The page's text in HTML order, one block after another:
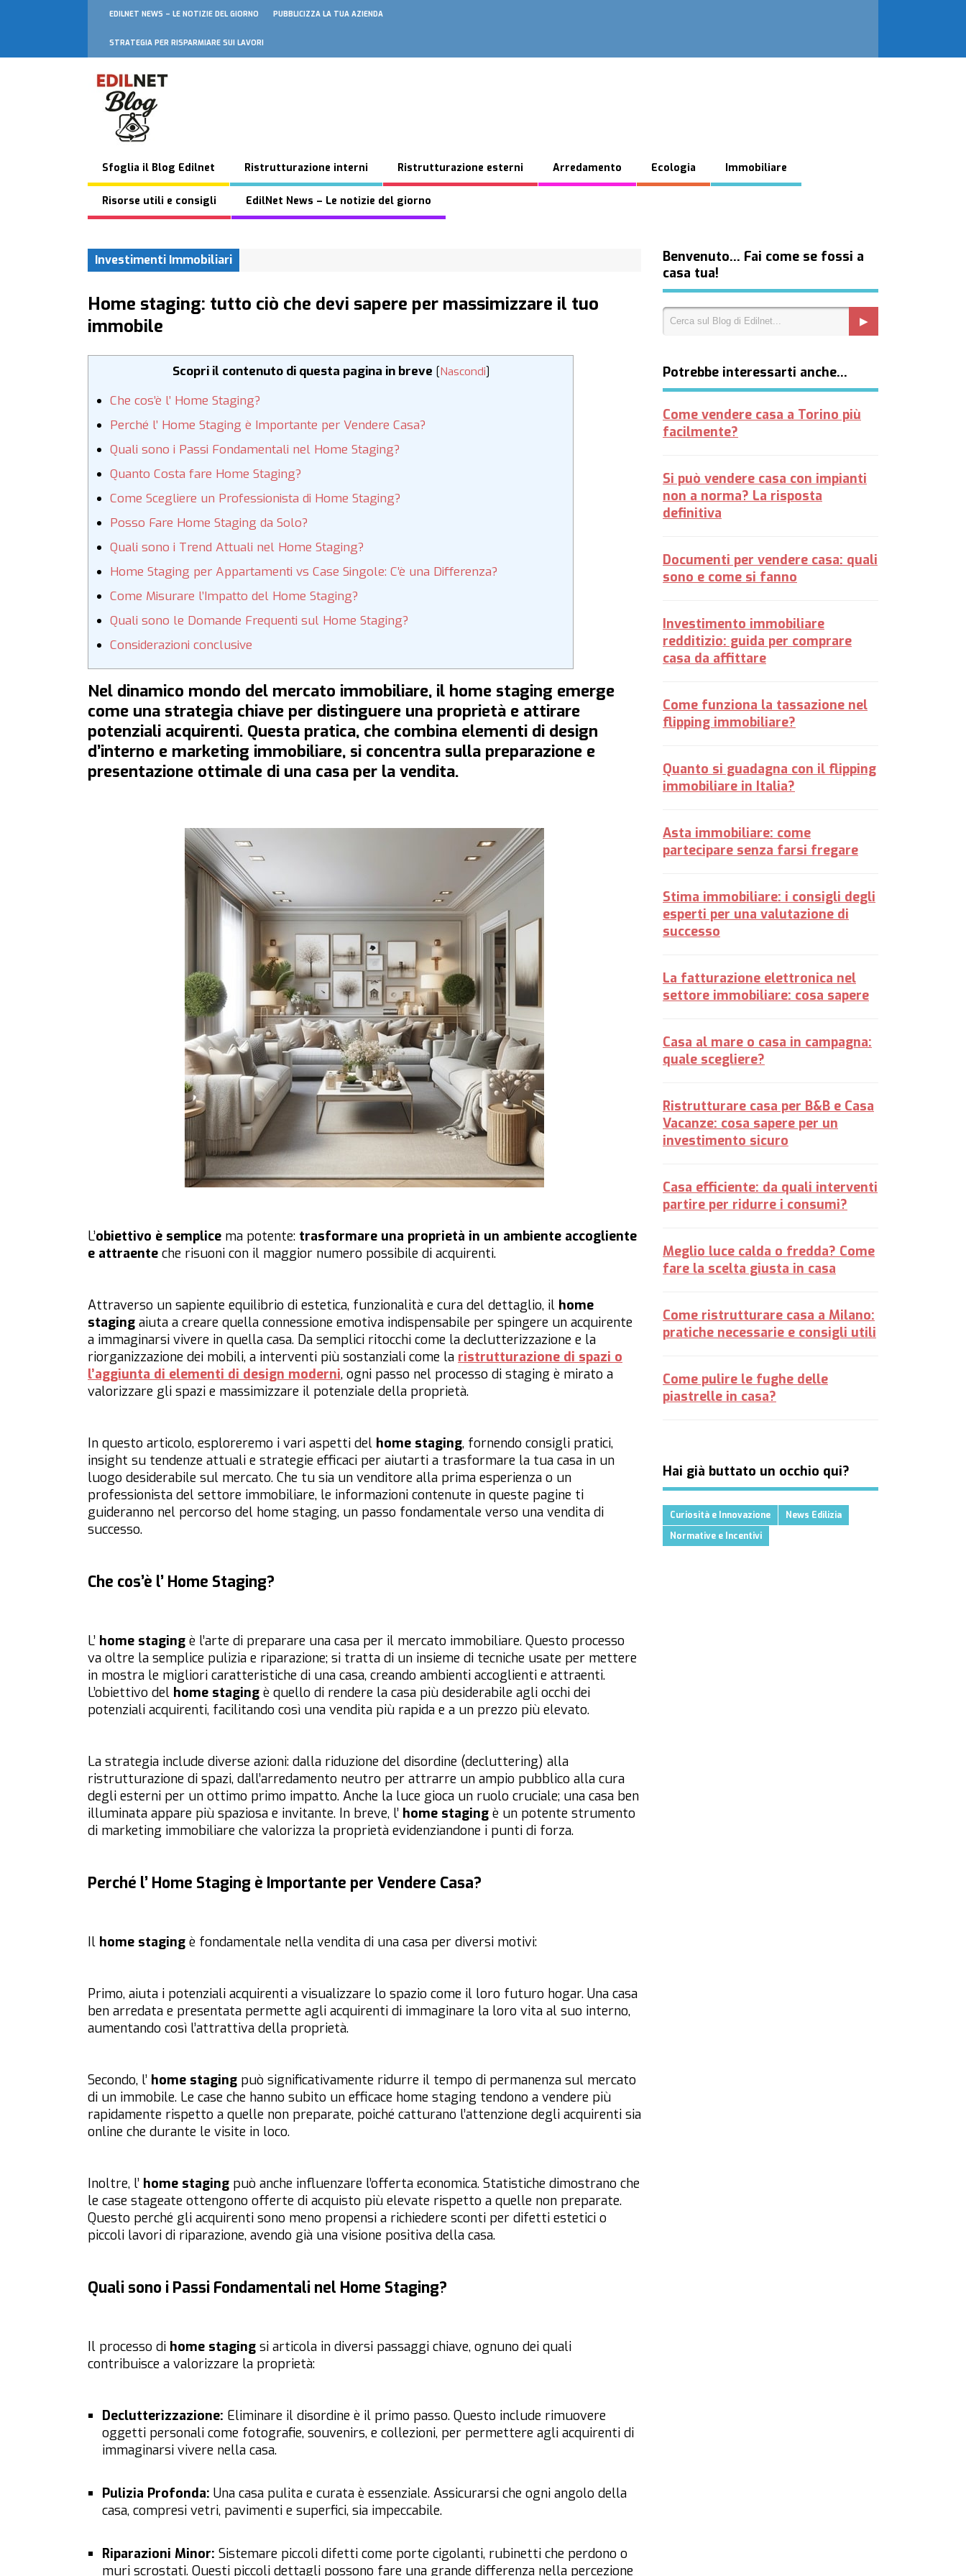
EDILNET NEWS – LE NOTIZIE DEL GIORNO PUBBLICIZZA LA TUA AZIENDA
STRATEGIA PER RISPARMIARE SUI LAVORI
Sfoglia il Blog Edilnet Ristrutturazione interni Ristrutturazione esterni Arredamento Ecologia Immobiliare
Risorse utili e consigli EdilNet News – Le notizie del giorno
Investimenti Immobiliari
Home staging: tutto ciò che devi sapere per massimizzare il tuo
immobile
Scopri il contenuto di questa pagina in breve [Nascondi]
Che cos’è l’ Home Staging?
Perché l’ Home Staging è Importante per Vendere Casa?
Quali sono i Passi Fondamentali nel Home Staging?
Quanto Costa fare Home Staging?
Come Scegliere un Professionista di Home Staging?
Posso Fare Home Staging da Solo?
Quali sono i Trend Attuali nel Home Staging?
Home Staging per Appartamenti vs Case Singole: C’è una Differenza?
Come Misurare l’Impatto del Home Staging?
Quali sono le Domande Frequenti sul Home Staging?
Considerazioni conclusive
Nel dinamico mondo del mercato immobiliare, il home staging emerge
come una strategia chiave per distinguere una proprietà e attirare
potenziali acquirenti. Questa pratica, che combina elementi di design
d’interno e marketing immobiliare, si concentra sulla preparazione e
presentazione ottimale di una casa per la vendita.
L’obiettivo è semplice ma potente: trasformare una proprietà in un ambiente accogliente
e attraente che risuoni con il maggior numero possibile di acquirenti.
Attraverso un sapiente equilibrio di estetica, funzionalità e cura del dettaglio, il home
staging aiuta a creare quella connessione emotiva indispensabile per spingere un acquirente
a immaginarsi vivere in quella casa. Da semplici ritocchi come la declutterizzazione e la
riorganizzazione dei mobili, a interventi più sostanziali come la ristrutturazione di spazi o
l’aggiunta di elementi di design moderni, ogni passo nel processo di staging è mirato a
valorizzare gli spazi e massimizzare il potenziale della proprietà.
In questo articolo, esploreremo i vari aspetti del home staging, fornendo consigli pratici,
insight su tendenze attuali e strategie efficaci per aiutarti a trasformare la tua casa in un
luogo desiderabile sul mercato. Che tu sia un venditore alla prima esperienza o un
professionista del settore immobiliare, le informazioni contenute in queste pagine ti
guideranno nel percorso del home staging, un passo fondamentale verso una vendita di
successo.
Che cos’è l’ Home Staging?
L’ home staging è l’arte di preparare una casa per il mercato immobiliare. Questo processo
va oltre la semplice pulizia e riparazione; si tratta di un insieme di tecniche usate per mettere
in mostra le migliori caratteristiche di una casa, creando ambienti accoglienti e attraenti.
L’obiettivo del home staging è quello di rendere la casa più desiderabile agli occhi dei
potenziali acquirenti, facilitando così una vendita più rapida e a un prezzo più elevato.
La strategia include diverse azioni: dalla riduzione del disordine (decluttering) alla
ristrutturazione di spazi, dall’arredamento neutro per attrarre un ampio pubblico alla cura
degli esterni per un ottimo primo impatto. Anche la luce gioca un ruolo cruciale; una casa ben
illuminata appare più spaziosa e invitante. In breve, l’ home staging è un potente strumento
di marketing immobiliare che valorizza la proprietà evidenziandone i punti di forza.
Perché l’ Home Staging è Importante per Vendere Casa?
Il home staging è fondamentale nella vendita di una casa per diversi motivi:
Primo, aiuta i potenziali acquirenti a visualizzare lo spazio come il loro futuro hogar. Una casa
ben arredata e presentata permette agli acquirenti di immaginare la loro vita al suo interno,
aumentando così l’attrattiva della proprietà.
Secondo, l’ home staging può significativamente ridurre il tempo di permanenza sul mercato
di un immobile. Le case che hanno subito un efficace home staging tendono a vendere più
rapidamente rispetto a quelle non preparate, poiché catturano l’attenzione degli acquirenti sia
online che durante le visite in loco.
Inoltre, l’ home staging può anche influenzare l’offerta economica. Statistiche dimostrano che
le case stageate ottengono offerte di acquisto più elevate rispetto a quelle non preparate.
Questo perché gli acquirenti sono meno propensi a richiedere sconti per difetti estetici o
piccoli lavori di riparazione, avendo già una visione positiva della casa.
Quali sono i Passi Fondamentali nel Home Staging?
Il processo di home staging si articola in diversi passaggi chiave, ognuno dei quali
contribuisce a valorizzare la proprietà:
Declutterizzazione: Eliminare il disordine è il primo passo. Questo include rimuovere
oggetti personali come fotografie, souvenirs, e collezioni, per permettere agli acquirenti di
immaginarsi vivere nella casa.
Pulizia Profonda: Una casa pulita e curata è essenziale. Assicurarsi che ogni angolo della
casa, compresi vetri, pavimenti e superfici, sia impeccabile.
Riparazioni Minor: Sistemare piccoli difetti come porte cigolanti, rubinetti che perdono o
muri scrostati. Questi piccoli dettagli possono fare una grande differenza nella percezione
Benvenuto… Fai come se fossi a
casa tua!
Potrebbe interessarti anche…
Come vendere casa a Torino più
facilmente?
Si può vendere casa con impianti
non a norma? La risposta
definitiva
Documenti per vendere casa: quali
sono e come si fanno
Investimento immobiliare
redditizio: guida per comprare
casa da affittare
Come funziona la tassazione nel
flipping immobiliare?
Quanto si guadagna con il flipping
immobiliare in Italia?
Asta immobiliare: come
partecipare senza farsi fregare
Stima immobiliare: i consigli degli
esperti per una valutazione di
successo
La fatturazione elettronica nel
settore immobiliare: cosa sapere
Casa al mare o casa in campagna:
quale scegliere?
Ristrutturare casa per B&B e Casa
Vacanze: cosa sapere per un
investimento sicuro
Casa efficiente: da quali interventi
partire per ridurre i consumi?
Meglio luce calda o fredda? Come
fare la scelta giusta in casa
Come ristrutturare casa a Milano:
pratiche necessarie e consigli utili
Come pulire le fughe delle
piastrelle in casa?
Hai già buttato un occhio qui?
Curiosità e Innovazione
News Edilizia
Normative e Incentivi